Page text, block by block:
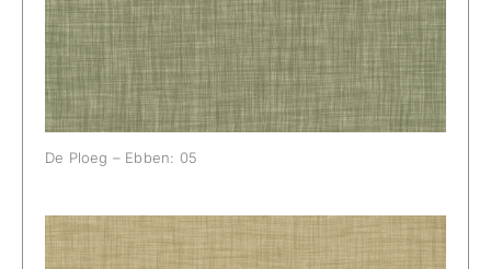
De Ploeg – Ebben: 05